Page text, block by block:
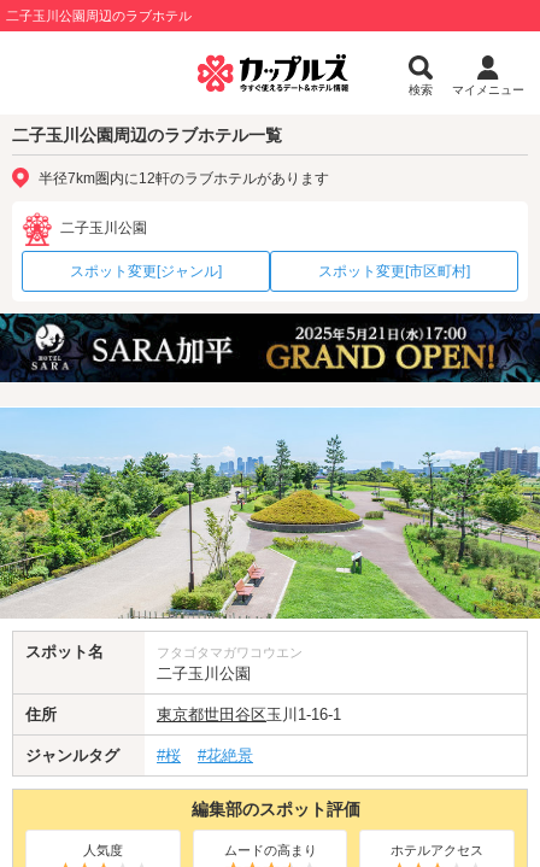
二子玉川公園周辺のラブホテル
検索 マイメニュー
二子玉川公園周辺のラブホテル一覧
半径7km圏内に12軒のラブホテルがあります
二子玉川公園
スポット変更[ジャンル] スポット変更[市区町村]
スポット名 フタゴタマガワコウエン
二子玉川公園
住所 東京都世田谷区玉川1-16-1
ジャンルタグ #桜 #花絶景
編集部のスポット評価
人気度 ムードの高まり ホテルアクセス